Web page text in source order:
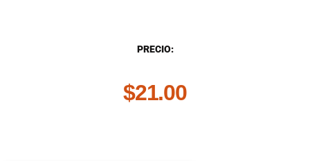
PRECIO:
$21.00